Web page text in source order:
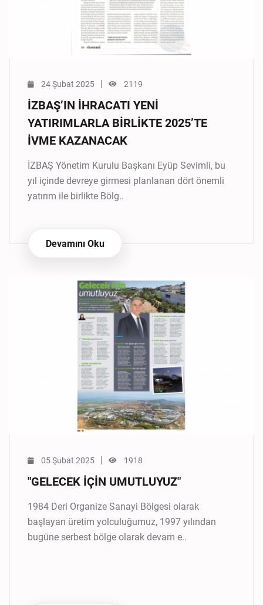
24 Şubat 2025 | 2119
İZBAŞ’IN İHRACATI YENİ
YATIRIMLARLA BİRLİKTE 2025’TE
İVME KAZANACAK
İZBAŞ Yönetim Kurulu Başkanı Eyüp Sevimli, bu
yıl içinde devreye girmesi planlanan dört önemli
yatırım ile birlikte Bölg..
Devamını Oku
05 Şubat 2025 | 1918
"GELECEK İÇİN UMUTLUYUZ"
1984 Deri Organize Sanayi Bölgesi olarak
başlayan üretim yolculuğumuz, 1997 yılından
bugüne serbest bölge olarak devam e..